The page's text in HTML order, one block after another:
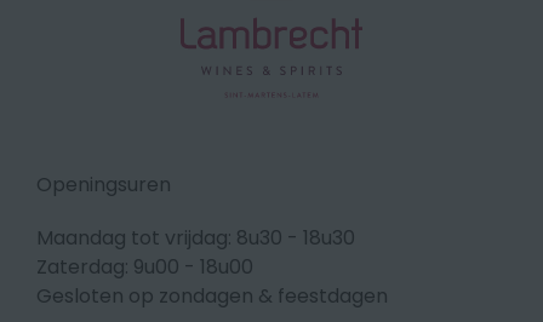
Openingsuren
Maandag tot vrijdag: 8u30 - 18u30
Zaterdag: 9u00 - 18u00
Gesloten op zondagen & feestdagen